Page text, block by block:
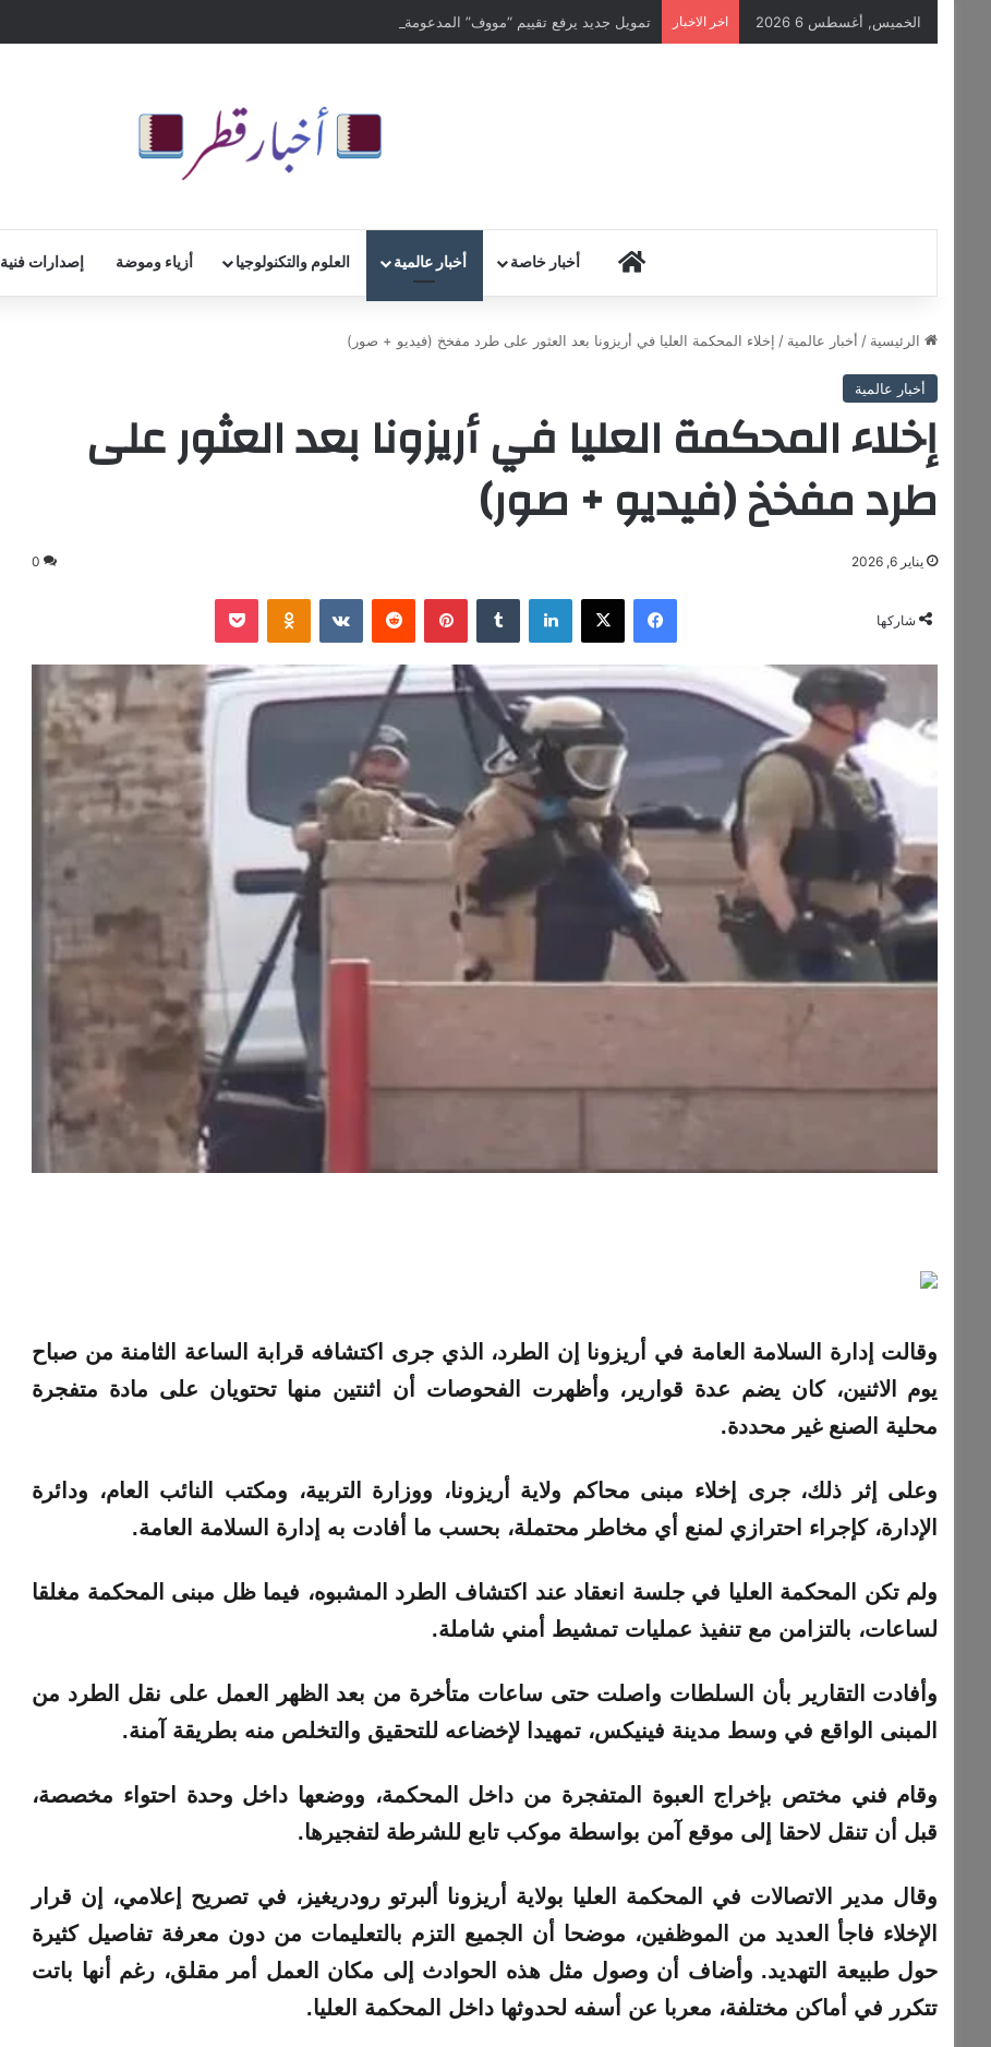
الخميس, أغسطس 6 2026 اخر الاخبار تمويل جديد يرفع تقييم “مووف” المدعومة من “أوبر” لنحو 2.1 مليار دولار
أخبار خاصة أخبار عالمية العلوم والتكنولوجيا أزياء وموضة إصدارات فنية
الرئيسية / أخبار عالمية / إخلاء المحكمة العليا في أريزونا بعد العثور على طرد مفخخ (فيديو + صور)
أخبار عالمية
إخلاء المحكمة العليا في أريزونا بعد العثور على
طرد مفخخ (فيديو + صور)
يناير 6, 2026 0
شاركها
فيسبوك ‫X لينكدإن ‏Tumblr بينتيريست ‏Reddit
‏VKontakte
Odnoklassniki
‫Pocket
وقالت إدارة السلامة العامة في أريزونا إن الطرد، الذي جرى اكتشافه قرابة الساعة الثامنة من صباح
يوم الاثنين، كان يضم عدة قوارير، وأظهرت الفحوصات أن اثنتين منها تحتويان على مادة متفجرة
محلية الصنع غير محددة.
وعلى إثر ذلك، جرى إخلاء مبنى محاكم ولاية أريزونا، ووزارة التربية، ومكتب النائب العام، ودائرة
الإدارة، كإجراء احترازي لمنع أي مخاطر محتملة، بحسب ما أفادت به إدارة السلامة العامة.
ولم تكن المحكمة العليا في جلسة انعقاد عند اكتشاف الطرد المشبوه، فيما ظل مبنى المحكمة مغلقا
لساعات، بالتزامن مع تنفيذ عمليات تمشيط أمني شاملة.
وأفادت التقارير بأن السلطات واصلت حتى ساعات متأخرة من بعد الظهر العمل على نقل الطرد من
المبنى الواقع في وسط مدينة فينيكس، تمهيدا لإخضاعه للتحقيق والتخلص منه بطريقة آمنة.
وقام فني مختص بإخراج العبوة المتفجرة من داخل المحكمة، ووضعها داخل وحدة احتواء مخصصة،
قبل أن تنقل لاحقا إلى موقع آمن بواسطة موكب تابع للشرطة لتفجيرها.
وقال مدير الاتصالات في المحكمة العليا بولاية أريزونا ألبرتو رودريغيز، في تصريح إعلامي، إن قرار
الإخلاء فاجأ العديد من الموظفين، موضحا أن الجميع التزم بالتعليمات من دون معرفة تفاصيل كثيرة
حول طبيعة التهديد. وأضاف أن وصول مثل هذه الحوادث إلى مكان العمل أمر مقلق، رغم أنها باتت
تتكرر في أماكن مختلفة، معربا عن أسفه لحدوثها داخل المحكمة العليا.